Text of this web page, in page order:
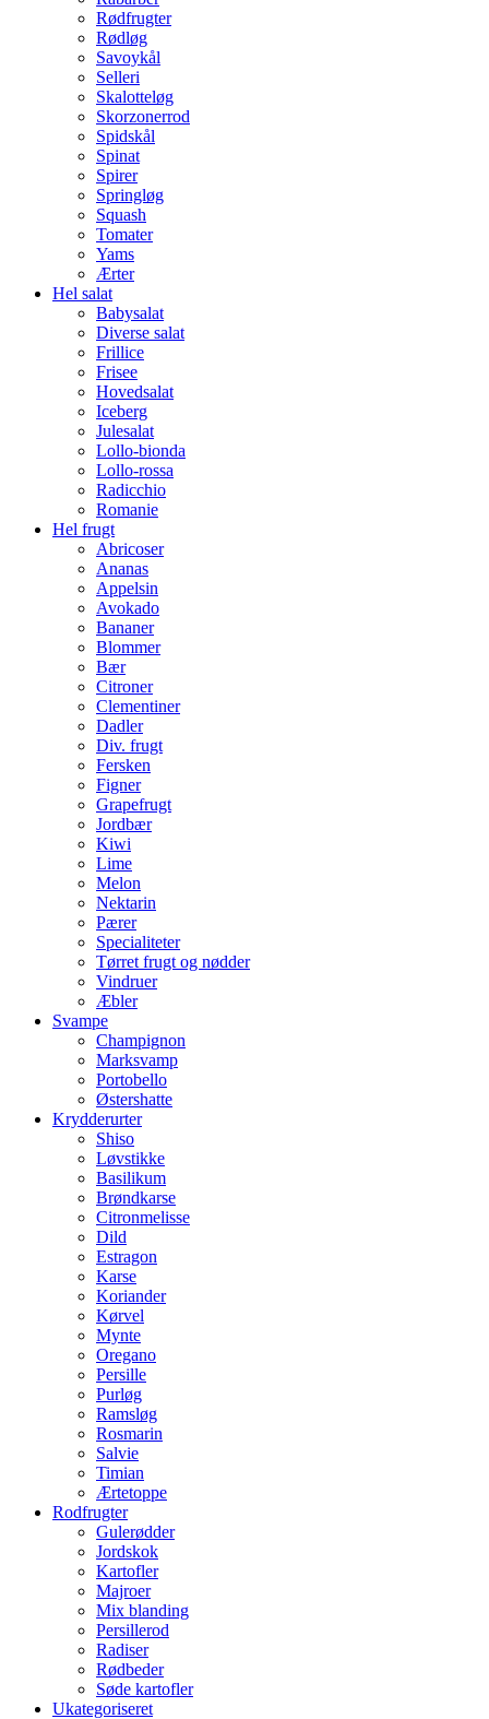
Rødfrugter
Rødløg
Savoykål
Selleri
Skalotteløg
Skorzonerrod
Spidskål
Spinat
Spirer
Springløg
Squash
Tomater
Yams
Ærter
Hel salat
Babysalat
Diverse salat
Frillice
Frisee
Hovedsalat
Iceberg
Julesalat
Lollo-bionda
Lollo-rossa
Radicchio
Romanie
Hel frugt
Abricoser
Ananas
Appelsin
Avokado
Bananer
Blommer
Bær
Citroner
Clementiner
Dadler
Div. frugt
Fersken
Figner
Grapefrugt
Jordbær
Kiwi
Lime
Melon
Nektarin
Pærer
Specialiteter
Tørret frugt og nødder
Vindruer
Æbler
Svampe
Champignon
Marksvamp
Portobello
Østershatte
Krydderurter
Shiso
Løvstikke
Basilikum
Brøndkarse
Citronmelisse
Dild
Estragon
Karse
Koriander
Kørvel
Mynte
Oregano
Persille
Purløg
Ramsløg
Rosmarin
Salvie
Timian
Ærtetoppe
Rodfrugter
Gulerødder
Jordskok
Kartofler
Majroer
Mix blanding
Persillerod
Radiser
Rødbeder
Søde kartofler
Ukategoriseret